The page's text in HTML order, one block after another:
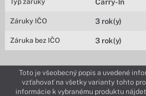
Carry-In
Záruky IČO 3 rok(y)
Záruka bez IČO 3 rok(y)
Toto je všeobecný popis a uvedené
vzťahovať na všetky varianty tohto
informácie k vybranému produktu